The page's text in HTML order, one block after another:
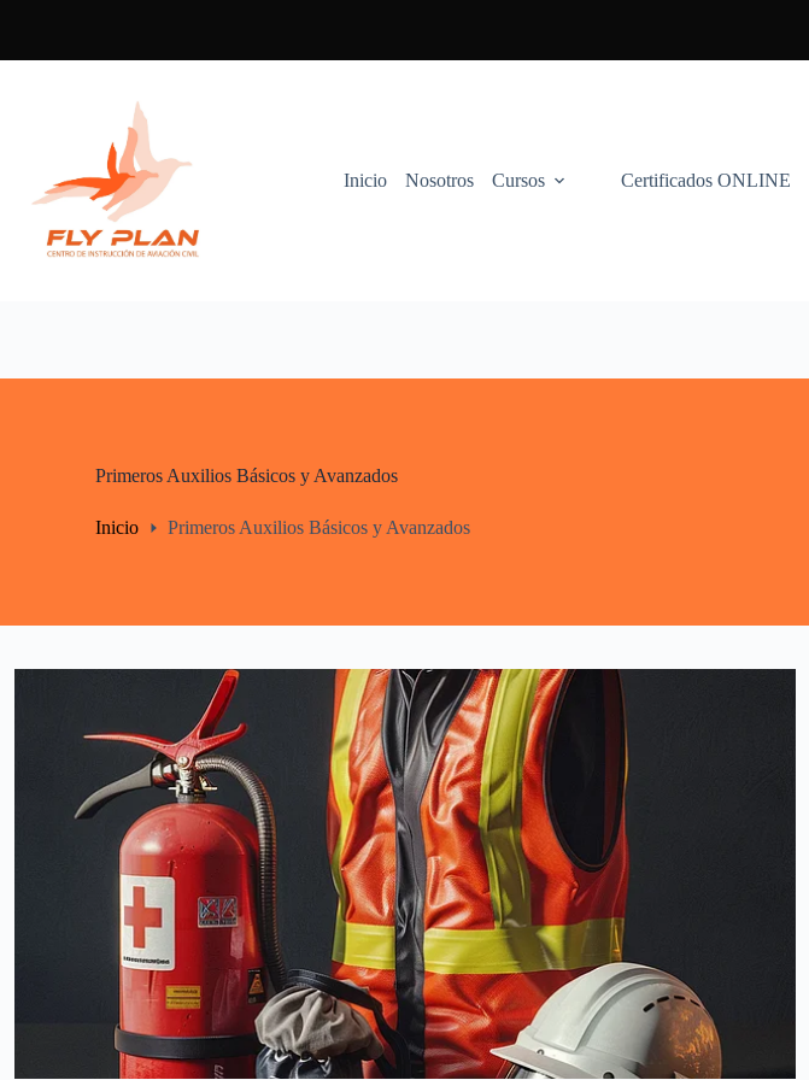
Inicio Nosotros Cursos Certificados ONLINE
Primeros Auxilios Básicos y Avanzados
Inicio Primeros Auxilios Básicos y Avanzados